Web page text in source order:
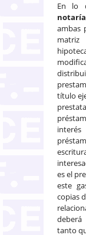
En lo
notaría
ambas
título
es el
este
copias
tanto